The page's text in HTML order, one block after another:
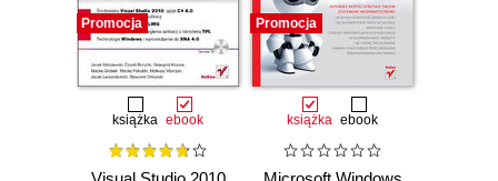
Promocja
książka ebook
Promocja
książka ebook